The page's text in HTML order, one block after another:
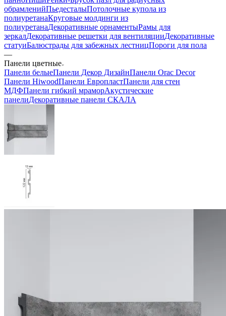
обрамленийПьедесталыПотолочные купола из
полиуретанаКруговые молдинги из
полиуретанаДекоративные орнаментыРамы для
зеркалДекоративные решетки для вентиляцииДекоративные
статуиБалюстрады для забежных лестницПороги для пола
—
Панели цветные
Панели белыеПанели Декор ДизайнПанели Orac Decor
Панели HiwoodПанели ЕвропластПанели для стен
МДФПанели гибкий мраморАкустические
панелиДекоративные панели СКАЛА